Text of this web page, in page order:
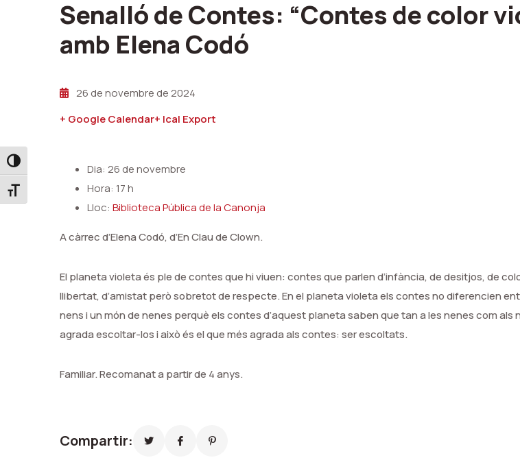
Toggle High Contrast
Toggle Font size
Senalló de Contes: “Contes de color
amb Elena Codó
26 de novembre de 2024
+ Google Calendar+ Ical Export
Dia: 26 de novembre
Hora: 17 h
Lloc: Biblioteca Pública de la Canonja
A càrrec d’Elena Codó, d’En Clau de Clown.
El planeta violeta és ple de contes que hi viuen: contes que parlen d’infància, de desitjos, de
llibertat, d’amistat però sobretot de respecte. En el planeta violeta els contes no diferencien
nens i un món de nenes perquè els contes d’aquest planeta saben que tan a les nenes com als
agrada escoltar-los i això és el que més agrada als contes: ser escoltats.
Familiar. Recomanat a partir de 4 anys.
Compartir: